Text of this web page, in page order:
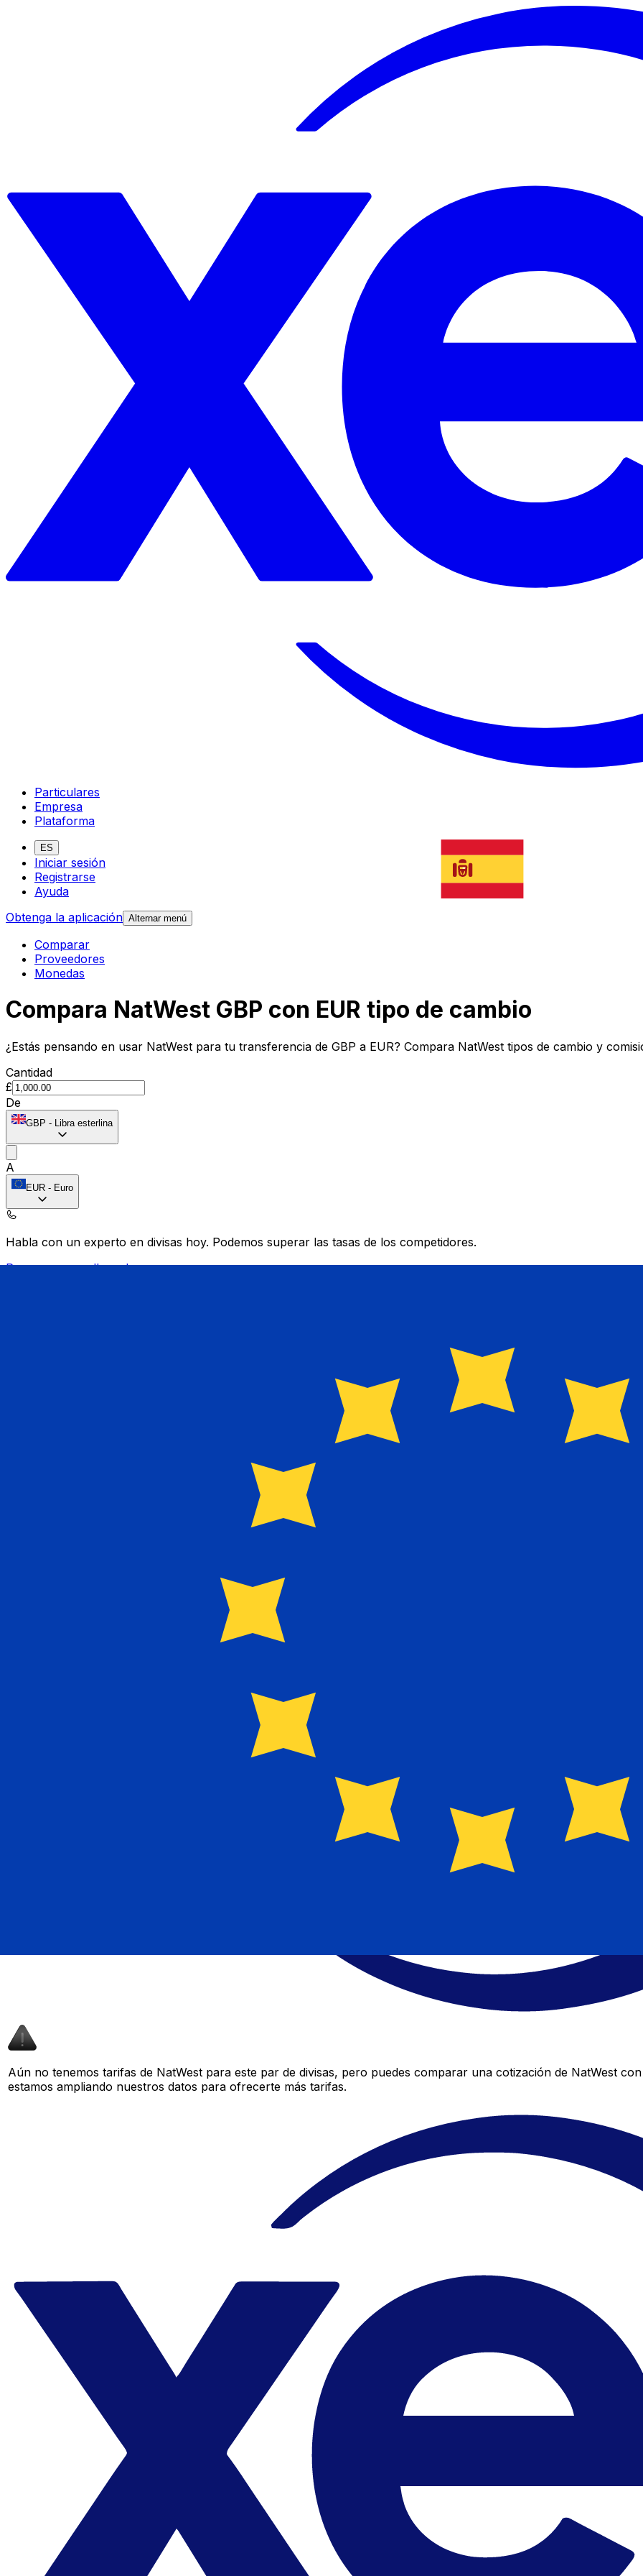
Particulares
Empresa
Plataforma
ES
Iniciar sesión
Registrarse
Ayuda
Obtenga la aplicación Alternar menú
Comparar
Proveedores
Monedas
Compara NatWest GBP con EUR tipo de cambio
¿Estás pensando en usar NatWest para tu transferencia de GBP a EUR? Compara NatWest tipos de cambio y
Cantidad
£
De
GBP - Libra esterlina
A
EUR - Euro
Habla con un experto en divisas hoy. Podemos superar las tasas de los competidores.
Programar una llamada
Aún no tenemos tarifas de NatWest para este par de divisas, pero puedes comparar una cotización de NatWest
estamos ampliando nuestros datos para ofrecerte más tarifas.